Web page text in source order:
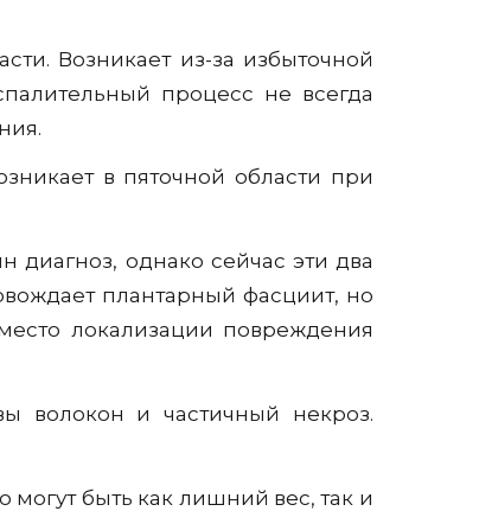
Возникает из-за избыточной
процесс не всегда
в пяточной области при
однако сейчас эти два
плантарный фасциит, но
локализации повреждения
волокон и частичный некроз.
быть как лишний вес, так и